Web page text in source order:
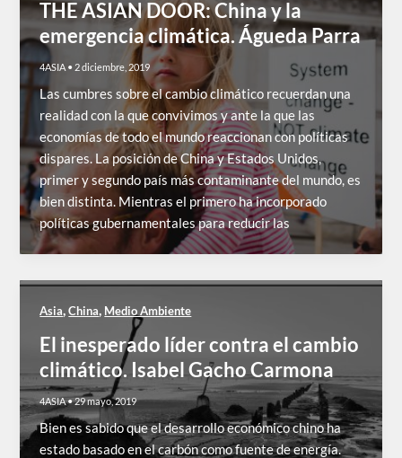
THE ASIAN DOOR: China y la
emergencia climática. Águeda Parra
4ASIA • 2 diciembre, 2019
Las cumbres sobre el cambio climático recuerdan una
realidad con la que convivimos y ante la que las
economías de todo el mundo reaccionan con políticas
dispares. La posición de China y Estados Unidos,
primer y segundo país más contaminante del mundo, es
bien distinta. Mientras el primero ha incorporado
políticas gubernamentales para reducir las
Asia,China, Medio Ambiente
El inesperado líder contra el cambio
climático. Isabel Gacho Carmona
4ASIA•29 mayo, 2019
Bien es sabido que el desarrollo económico chino ha
estado basado en el carbón como fuente de energía.